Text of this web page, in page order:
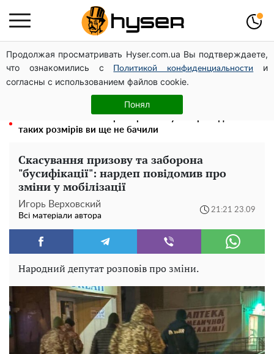
Продолжая просматривать Hyser.com.ua Вы подтверждаете,
что ознакомились с
Политикой конфиденциальности
и
согласны с использованием файлов cookie.
Понял
Гола Олена Тополя у цікавих позах змусила відвисати
щелепи: злив відео – було лише початком
Олена Тополя злив відео – це далеко не все: фронтмен
"Антитіла" Тарас Тополя став наступним
таких розмірів ви ще не бачили
Скасування призову та заборона
"бусифікації": нардеп повідомив про
зміни у мобілізації
Игорь Верховский
Всі матеріали автора
21:21 23.09
Народний депутат розповів про зміни.